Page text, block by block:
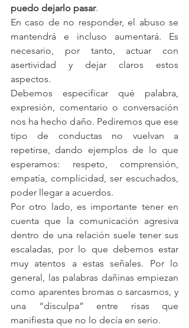
puedo dejarlo pasar.
En caso de no responder, el abuso se
mantendrá e incluso aumentará. Es
necesario, por tanto, actuar con
asertividad y dejar claros estos
aspectos.
Debemos especificar qué palabra,
expresión, comentario o conversación
nos ha hecho daño. Pediremos que ese
tipo de conductas no vuelvan a
repetirse, dando ejemplos de lo que
esperamos: respeto, comprensión,
empatía, complicidad, ser escuchados,
poder llegar a acuerdos.
Por otro lado, es importante tener en
cuenta que la comunicación agresiva
dentro de una relación suele tener sus
escaladas, por lo que debemos estar
muy atentos a estas señales. Por lo
general, las palabras dañinas empiezan
como aparentes bromas o sarcasmos, y
una “disculpa” entre risas que
manifiesta que no lo decía en serio.